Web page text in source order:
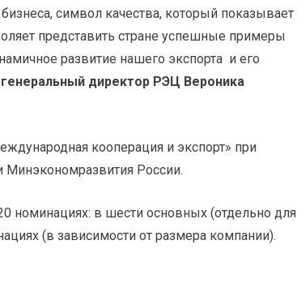
символ качества, который показывает
представить стране успешные примеры
развитие нашего экспорта и его
генеральный директор РЭЦ Вероника
кооперация и экспорт» при
России.
номинациях: в шести основных (отдельно для
(в зависимости от размера компании).